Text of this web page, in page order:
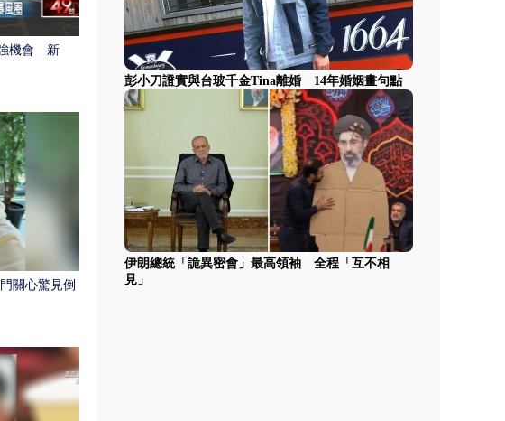
機會 新
關心驚見倒
彭小刀證實與台玻千金Tina離婚 14年婚姻畫句點
伊朗總統「詭異密會」最高領袖 全程「互不相
見」